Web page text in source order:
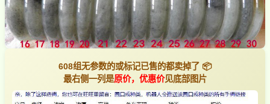
608组无参数的或标记已售的都卖掉了 📦
最右侧一列是原价，优惠价见底部图片